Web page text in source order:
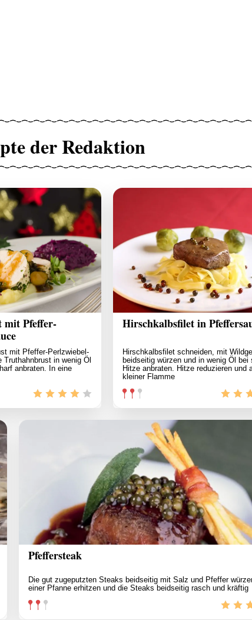
der Redaktion
mit Pfeffer-
mit Pfeffer-Perlzwiebel-
in wenig Öl
anbraten. In eine
Hirschkalbsfilet in
Hirschkalbsfilet schneiden, mit
beidseitig würzen und in wenig Öl bei
Hitze anbraten. Hitze reduzieren und
kleiner Flamme
Pfeffersteak
Die gut zugeputzten Steaks beidseitig mit Salz und Pfeffer
einer Pfanne erhitzen und die Steaks beidseitig rasch und kräftig